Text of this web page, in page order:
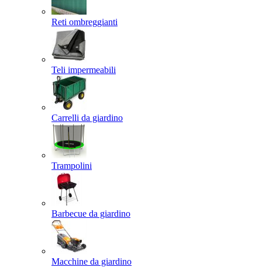
Reti ombreggianti
Teli impermeabili
Carrelli da giardino
Trampolini
Barbecue da giardino
Macchine da giardino